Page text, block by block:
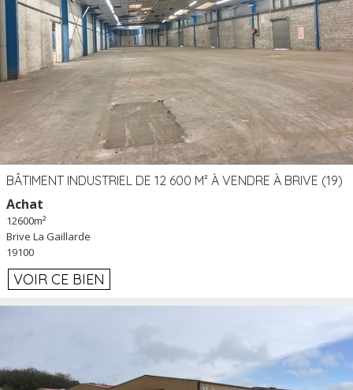
BÂTIMENT INDUSTRIEL DE 12 600 M² À VENDRE À BRIVE (19)
Achat
12600m²
Brive La Gaillarde
19100
VOIR CE BIEN